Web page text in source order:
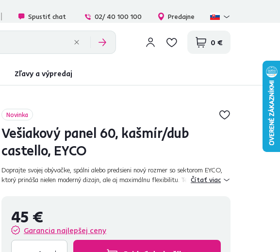
Spustiť chat 02/ 40 100 100 Predajne
0 €
Zľavy a výpredaj
Novinka
Vešiakový panel 60, kašmír/dub
castello, EYCO
Doprajte svojej obývačke, spálni alebo predsieni nový rozmer so sektorom EYCO,
ktorý prináša nielen moderný dizajn, ale aj maximálnu flexibilitu. Tento nábytok je
Čítať viac
45 €
Garancia najlepšej ceny